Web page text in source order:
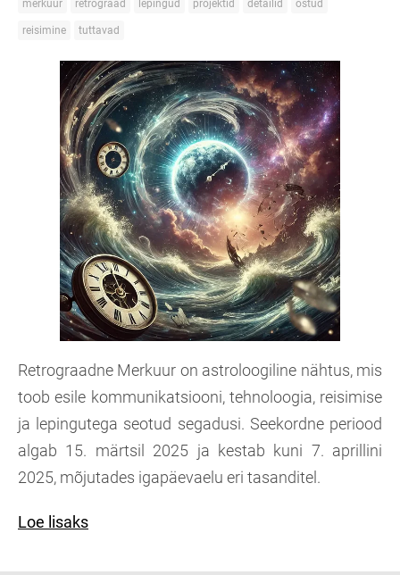
merkuur retrograad lepingud projektid detailid ostud
reisimine tuttavad
Retrograadne Merkuur on astroloogiline nähtus, mis
toob esile kommunikatsiooni, tehnoloogia, reisimise
ja lepingutega seotud segadusi. Seekordne periood
algab 15. märtsil 2025 ja kestab kuni 7. aprillini
2025, mõjutades igapäevaelu eri tasanditel.
Loe lisaks